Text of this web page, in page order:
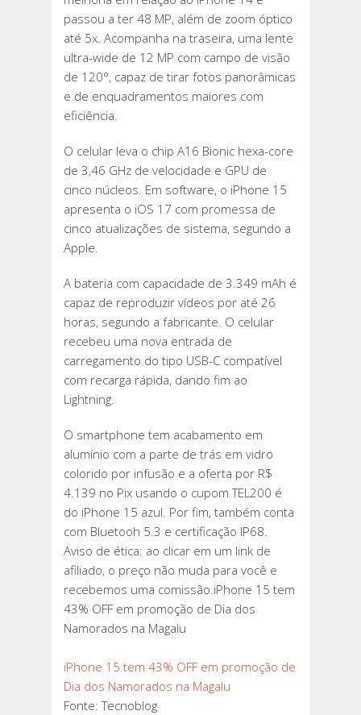
passou a ter 48 MP, além de zoom óptico
até 5x. Acompanha na traseira, uma lente
ultra-wide de 12 MP com campo de visão
de 120°, capaz de tirar fotos panorâmicas
e de enquadramentos maiores com
eficiência.
O celular leva o chip A16 Bionic hexa-core
de 3,46 GHz de velocidade e GPU de
cinco núcleos. Em software, o iPhone 15
apresenta o iOS 17 com promessa de
cinco atualizações de sistema, segundo a
Apple.
A bateria com capacidade de 3.349 mAh é
capaz de reproduzir vídeos por até 26
horas, segundo a fabricante. O celular
recebeu uma nova entrada de
carregamento do tipo USB-C compatível
com recarga rápida, dando fim ao
Lightning.
O smartphone tem acabamento em
alumínio com a parte de trás em vidro
colorido por infusão e a oferta por R$
4.139 no Pix usando o cupom TEL200 é
do iPhone 15 azul. Por fim, também conta
com Bluetooh 5.3 e certificação IP68.
Aviso de ética: ao clicar em um link de
afiliado, o preço não muda para você e
recebemos uma comissão.iPhone 15 tem
43% OFF em promoção de Dia dos
Namorados na Magalu
iPhone 15 tem 43% OFF em promoção de
Dia dos Namorados na Magalu
Fonte: Tecnoblog